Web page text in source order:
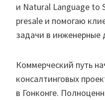
и Natural Language to
presale и помогаю
задачи в инженерные
Коммерческий путь
консалтинговых
в Гонконге.